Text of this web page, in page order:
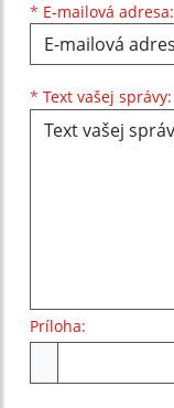
* E-mailová adresa:
* Text vašej správy:
Príloha: